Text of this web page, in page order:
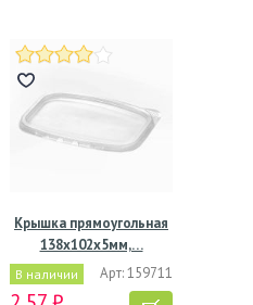
Крышка прямоугольная
138x102х5мм,…
В наличии Арт: 159711